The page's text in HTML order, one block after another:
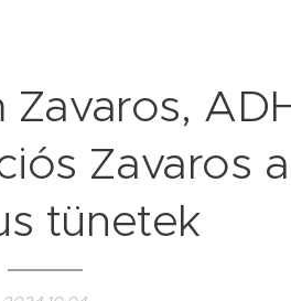
Zavaros
tünetek